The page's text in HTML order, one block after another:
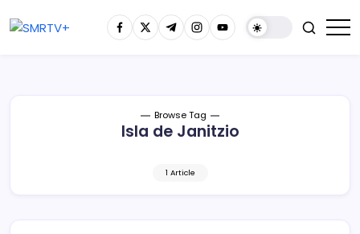
Browse Tag
Isla de Janitzio
1 Article